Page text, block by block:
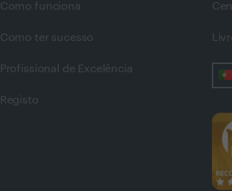
Como funciona
Como ter sucesso
Profissional de Excelência
Registo